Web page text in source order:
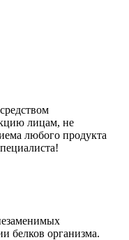
лицам, не
любого продукта
белков организма.